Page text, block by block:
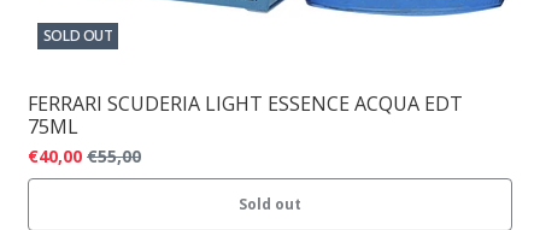
SOLD OUT
FERRARI SCUDERIA LIGHT ESSENCE ACQUA EDT
75ML
€40,00 €55,00
Sold out